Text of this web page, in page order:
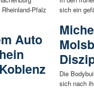
Pfalz
Auto
sich ein
Die
sich nach